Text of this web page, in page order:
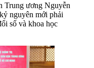
Trung ương Nguyễn
nguyên mới phải
số và khoa học